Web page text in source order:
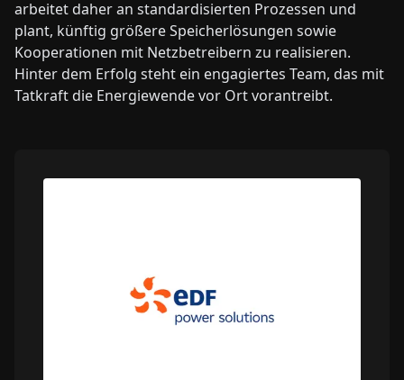
arbeitet daher an standardisierten Prozessen und
plant, künftig größere Speicherlösungen sowie
Kooperationen mit Netzbetreibern zu realisieren.
Hinter dem Erfolg steht ein engagiertes Team, das mit
Tatkraft die Energiewende vor Ort vorantreibt.